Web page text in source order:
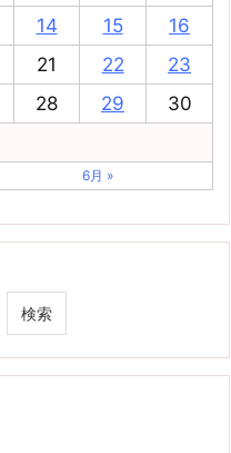
14 15
16
21 22
23
28 29
30
6月 »
検索